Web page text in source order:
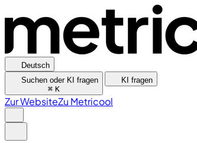
Deutsch
Suchen oder KI fragen
⌘ K
KI fragen
Zur WebsiteZu Metricool